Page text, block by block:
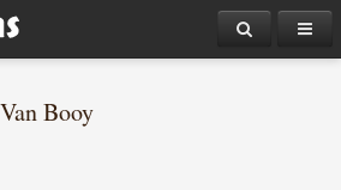
Booy